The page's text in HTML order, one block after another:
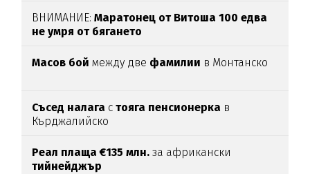
ВНИМАНИЕ:Маратонец от Витоша 100 едва
не умря от бягането
Масов бой между две фамилии в Монтанско
Съсед налага стояга пенсионерка в
Кърджалийско
Реал плаща €135 млн.за африкански
тийнейджър